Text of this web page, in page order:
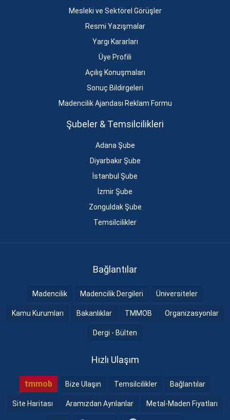
Mesleki ve Sektörel Görüşler
Resmi Yazışmalar
Yargı Kararları
Üye Profili
Açılış Konuşmaları
Sonuç Bildirgeleri
Madencilik Ajandası Reklam Formu
Şubeler & Temsilcilikleri
Adana Şube
Diyarbakır Şube
İstanbul Şube
İzmir Şube
Zonguldak Şube
Temsilcilikler
Bağlantılar
Madencilik Madencilik Dergileri Üniversiteler
Kamu Kurumları Bakanlıklar TMMOB Organizasyonlar
Dergi - Bülten
Hızlı Ulaşım
tmmob Bize Ulaşın Temsilcilikler Bağlantılar
Site Haritası Aramızdan Ayrılanlar Metal-Maden Fiyatları